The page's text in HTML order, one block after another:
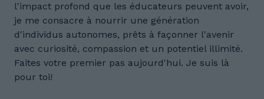
l'impact profond que les éducateurs peuvent avoir,
je me consacre à nourrir une génération
d'individus autonomes, prêts à façonner l'avenir
avec curiosité, compassion et un potentiel illimité.
Faites votre premier pas aujourd'hui. Je suis là
pour toi!